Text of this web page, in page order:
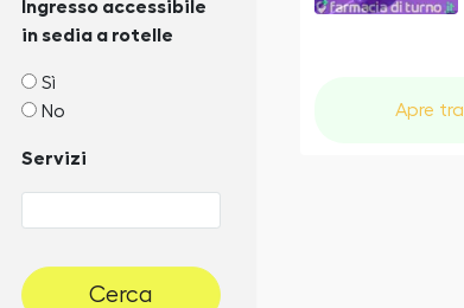
Apre tra
Ingresso accessibile
in sedia a rotelle
Sì
No
Servizi
Cerca